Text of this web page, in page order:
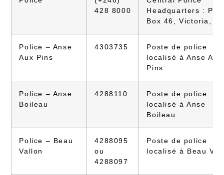
428 8000
Headquarters : P.O.
Box 46, Victoria,
Police – Anse
Aux Pins
4303735
Poste de police
localisé à Anse Aux
Pins
Police – Anse
Boileau
4288110
Poste de police
localisé à Anse
Boileau
Police – Beau
Vallon
4288095
ou
4288097
Poste de police
localisé à Beau